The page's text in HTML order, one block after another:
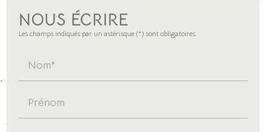
NOUS ÉCRIRE
Les champs indiqués par un astérisque (*) sont obligatoires
Nom*
Prénom